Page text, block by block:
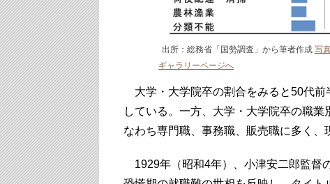
出所：総務省「国勢調査」から筆者作成 写
ギャラリーページへ
大学・大学院卒の割合をみると50代前
している。一方、大学・大学院卒の職
なわち専門職、事務職、販売職に多く、
1929年（昭和4年）、小津安二郎監督